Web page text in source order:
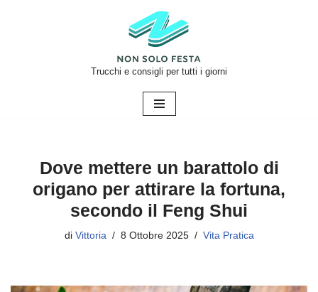
Trucchi e consigli per tutti i giorni
Dove mettere un barattolo di
origano per attirare la fortuna,
secondo il Feng Shui
di Vittoria 8 Ottobre 2025 Vita Pratica